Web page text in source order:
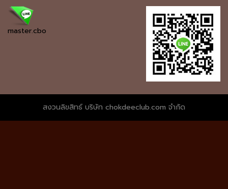
master.cbo
สงวนลิขสิทธ์ บริษัท chokdeeclub.com จำกัด